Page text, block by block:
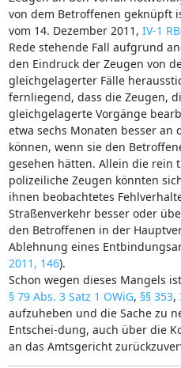
von dem Betroffenen geknüpft
vom 14. Dezember 2011, IV-1
Rede stehende Fall aufgrund
den Eindruck der Zeugen von
gleichgelagerter Fälle
fernliegend, dass die Zeugen,
gleichgelagerte Vorgänge
etwa sechs Monaten besser
können, wenn sie den
gesehen hätten. Allein die rein
polizeiliche Zeugen könnten
ihnen beobachtetes
Straßenverkehr besser oder
den Betroffenen in der
Ablehnung eines
2011, 146).
Schon wegen dieses Mangels
§ 79 Abs. 3 Satz 1 OWiG, §§ 353,
aufzuheben und die Sache zu
Entschei-dung, auch über die
an das Amtsgericht